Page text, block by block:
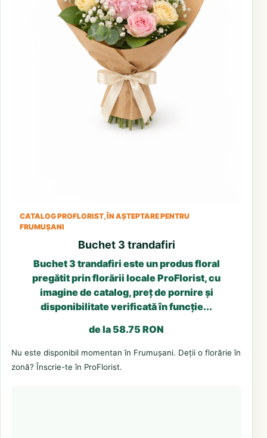
CATALOG PROFLORIST, ÎN AȘTEPTARE PENTRU
FRUMUȘANI
Buchet 3 trandafiri
Buchet 3 trandafiri este un produs floral
pregătit prin florării locale ProFlorist, cu
imagine de catalog, preț de pornire și
disponibilitate verificată în funcție...
de la 58.75 RON
Nu este disponibil momentan în Frumușani. Deții o florărie în
zonă? Înscrie-te în ProFlorist.